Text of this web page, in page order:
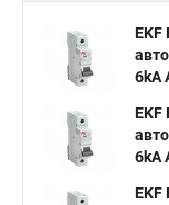
6kA
6kA